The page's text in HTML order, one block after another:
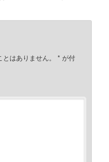
はありません。 * が付